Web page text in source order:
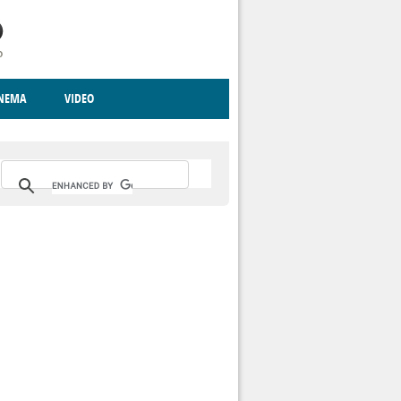
VIDEO